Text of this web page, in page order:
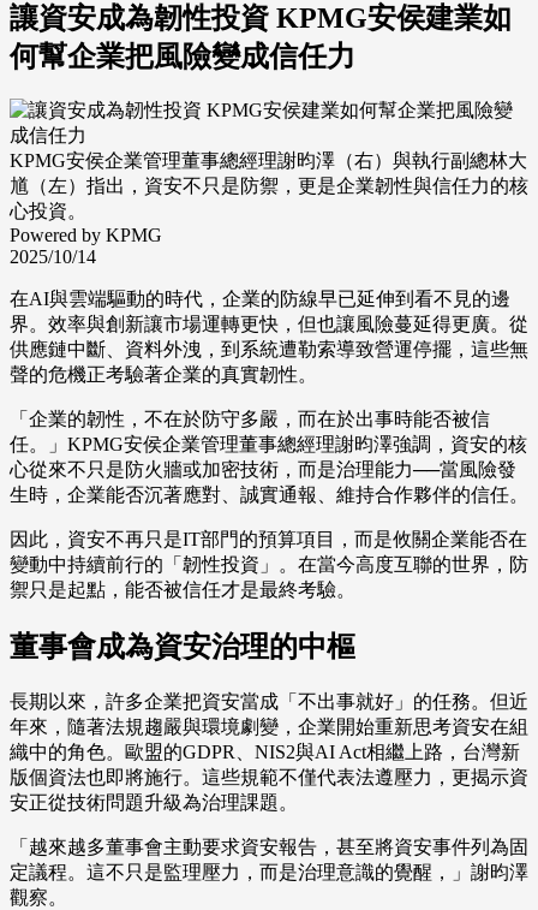
讓資安成為韌性投資 KPMG安侯建業如
何幫企業把風險變成信任力
KPMG安侯企業管理董事總經理謝昀澤（右）與執行副總林大
馗（左）指出，資安不只是防禦，更是企業韌性與信任力的核
心投資。
Powered by KPMG
2025/10/14
在AI與雲端驅動的時代，企業的防線早已延伸到看不見的邊
界。效率與創新讓市場運轉更快，但也讓風險蔓延得更廣。從
供應鏈中斷、資料外洩，到系統遭勒索導致營運停擺，這些無
聲的危機正考驗著企業的真實韌性。
「企業的韌性，不在於防守多嚴，而在於出事時能否被信
任。」KPMG安侯企業管理董事總經理謝昀澤強調，資安的核
心從來不只是防火牆或加密技術，而是治理能力──當風險發
生時，企業能否沉著應對、誠實通報、維持合作夥伴的信任。
因此，資安不再只是IT部門的預算項目，而是攸關企業能否在
變動中持續前行的「韌性投資」。在當今高度互聯的世界，防
禦只是起點，能否被信任才是最終考驗。
董事會成為資安治理的中樞
長期以來，許多企業把資安當成「不出事就好」的任務。但近
年來，隨著法規趨嚴與環境劇變，企業開始重新思考資安在組
織中的角色。歐盟的GDPR、NIS2與AI Act相繼上路，台灣新
版個資法也即將施行。這些規範不僅代表法遵壓力，更揭示資
安正從技術問題升級為治理課題。
「越來越多董事會主動要求資安報告，甚至將資安事件列為固
定議程。這不只是監理壓力，而是治理意識的覺醒，」謝昀澤
觀察。